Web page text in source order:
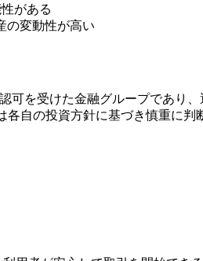
がある
の変動性が高い
可を受けた金融グループであり
自の投資方針に基づき慎重に判